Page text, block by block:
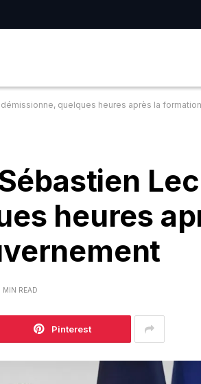
quelques heures après la
heures
MIN READ
Pinterest